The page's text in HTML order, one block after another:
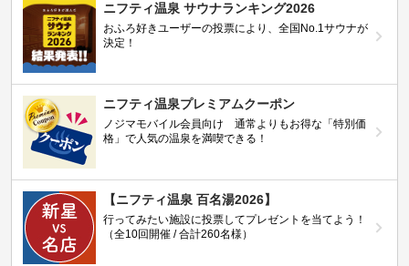
ニフティ温泉 サウナランキング2026
おふろ好きユーザーの投票により、全国No.1サウナが
決定！
ニフティ温泉プレミアムクーポン
ノジマモバイル会員向け 通常よりもお得な「特別価
格」で人気の温泉を満喫できる！
【ニフティ温泉 百名湯2026】
行ってみたい施設に投票してプレゼントを当てよう！
（全10回開催 / 合計260名様）